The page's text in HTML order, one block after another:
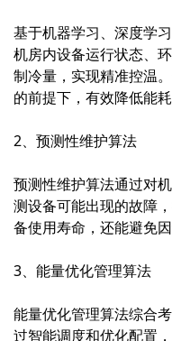
基于机器学习、深度学
机房内设备运行状态、
制冷量，实现精准控温
的前提下，有效降低能耗
2、预测性维护算法
预测性维护算法通过对
测设备可能出现的故障
备使用寿命，还能避免
3、能量优化管理算法
能量优化管理算法综合
过智能调度和优化配置